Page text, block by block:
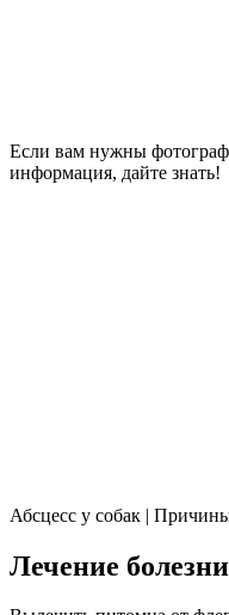
Если вам нужны
информация, дайте знать!
Абсцесс у собак |
Лечение болезни